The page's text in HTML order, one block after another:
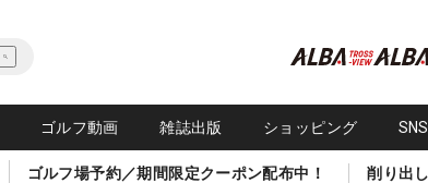
ゴルフ動画 雑誌出版 ショッピング
ゴルフ場予約／期間限定クーポン配布中！ 削り出